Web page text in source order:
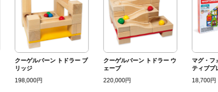
クーゲルバーン トドラー ブ
リッジ
198,000円
クーゲルバーン トドラー ウ
ェーブ
220,000円
マグ・フォ
ティブプレ
18,700円